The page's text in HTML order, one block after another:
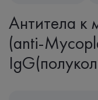
Антитела к
(anti-